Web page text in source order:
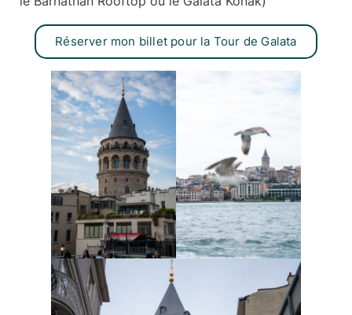
Réserver mon billet pour la Tour de Galata